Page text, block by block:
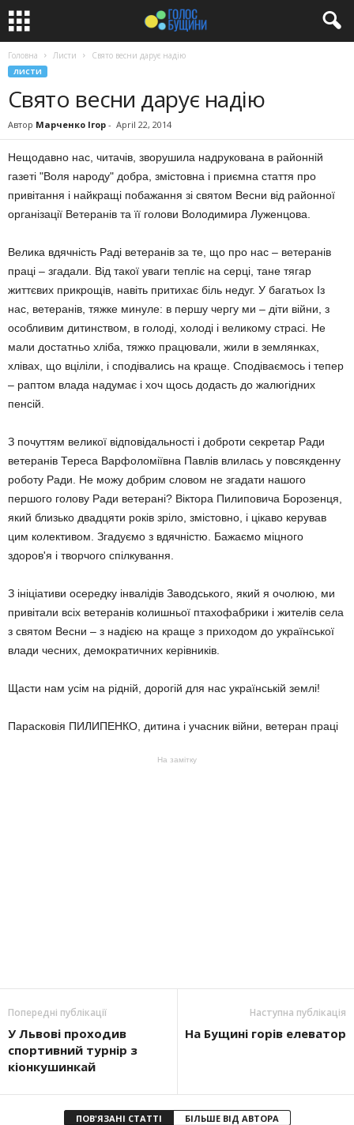
Головна Листи Свято весни дарує надію
ЛИСТИ
Свято весни дарує надію
Автор Марченко Ігор - April 22, 2014
Нещодавно нас, читачів, зворушила надрукована в районній
газеті "Воля народу" добра, змістовна і приємна стаття про
привітання і найкращі побажання зі святом Весни від районної
організації Ветеранів та її голови Володимира Луженцова.
Велика вдячність Раді ветеранів за те, що про нас – ветеранів
праці – згадали. Від такої уваги тепліє на серці, тане тягар
життєвих прикрощів, навіть притихає біль недуг. У багатьох Із
нас, ветеранів, тяжке минуле: в першу чергу ми – діти війни, з
особливим дитинством, в голоді, холоді і великому страсі. Не
мали достатньо хліба, тяжко працювали, жили в землянках,
хлівах, що вціліли, і сподівались на краще. Сподіваємось і тепер
– раптом влада надумає і хоч щось додасть до жалюгідних
пенсій.
З почуттям великої відповідальності і доброти секретар Ради
ветеранів Тереса Варфоломіївна Павлів влилась у повсякденну
роботу Ради. Не можу добрим словом не згадати нашого
першого голову Ради ветерані? Віктора Пилиповича Борозенця,
який близько двадцяти років зріло, змістовно, і цікаво керував
цим колективом. Згадуємо з вдячністю. Бажаємо міцного
здоров'я і творчого спілкування.
З ініціативи осередку інвалідів Заводського, який я очолюю, ми
привітали всіх ветеранів колишньої птахофабрики і жителів села
з святом Весни – з надією на краще з приходом до української
влади чесних, демократичних керівників.
Щасти нам усім на рідній, дорогій для нас українській землі!
Парасковія ПИЛИПЕНКО, дитина і учасник війни, ветеран праці
На замітку
Попередні публікації
У Львові проходив
спортивний турнір з
кіонкушинкай
Наступна публікація
На Бущині горів елеватор
ПОВ'ЯЗАНІ СТАТТІ БІЛЬШЕ ВІД АВТОРА